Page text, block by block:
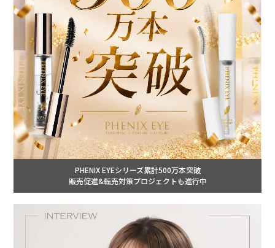
PHENIX EYEシリーズ累計500万本突破
販売促進&転売対策プロジェクトも進行中